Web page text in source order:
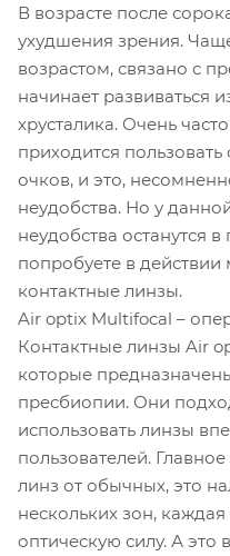
В возрасте после
ухудшения зрения.
возрастом, связано с
начинает развиваться
хрусталика. Очень
приходится
очков, и это,
неудобства. Но у
неудобства останутся
попробуете в
контактные линзы.
Air optix Multifocal –
Контактные линзы Air
которые
пресбиопии. Они
использовать линзы
пользователей.
линз от обычных, это
нескольких зон,
оптическую силу. А это